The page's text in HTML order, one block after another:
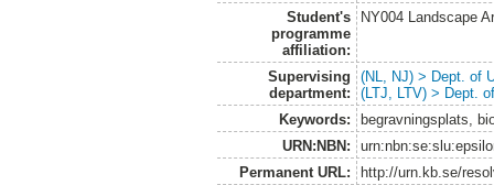
Student's
programme
affiliation:
NY004 Landscape
Supervising
department:
(NL, NJ) > Dept. of
(LTJ, LTV) > Dept.
Keywords:
begravningsplats,
URN:NBN:
Permanent URL:
http://urn.kb.se/